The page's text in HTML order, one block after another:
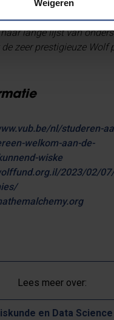
Weigeren
onderscheidingen en
toegekend door
lange lijst van
zeer prestigieuze Wolf
nl/studeren-
welkom-aan-de-
wiske
2023/02/
Lees meer over:
en Data Science